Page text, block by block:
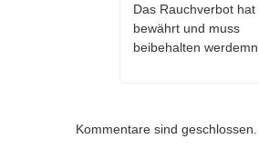
Das Rauchverbot hat
bewährt und muss
beibehalten
Kommentare sind geschlossen.